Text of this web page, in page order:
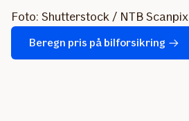
Foto: Shutterstock / NTB Scanpix
Beregn pris på bilforsikring